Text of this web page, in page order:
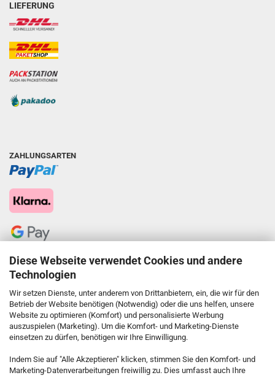
Diese Webseite verwendet Cookies und andere
Technologien
Wir setzen Dienste, unter anderem von Drittanbietern, ein, die wir für den
Betrieb der Website benötigen (Notwendig) oder die uns helfen, unsere
Website zu optimieren (Komfort) und personalisierte Werbung
auszuspielen (Marketing). Um die Komfort- und Marketing-Dienste
einsetzen zu dürfen, benötigen wir Ihre Einwilligung.
Indem Sie auf "Alle Akzeptieren" klicken, stimmen Sie den Komfort- und
Marketing-Datenverarbeitungen freiwillig zu. Dies umfasst auch Ihre
LIEFERUNG
ZAHLUNGSARTEN
KONTAKT